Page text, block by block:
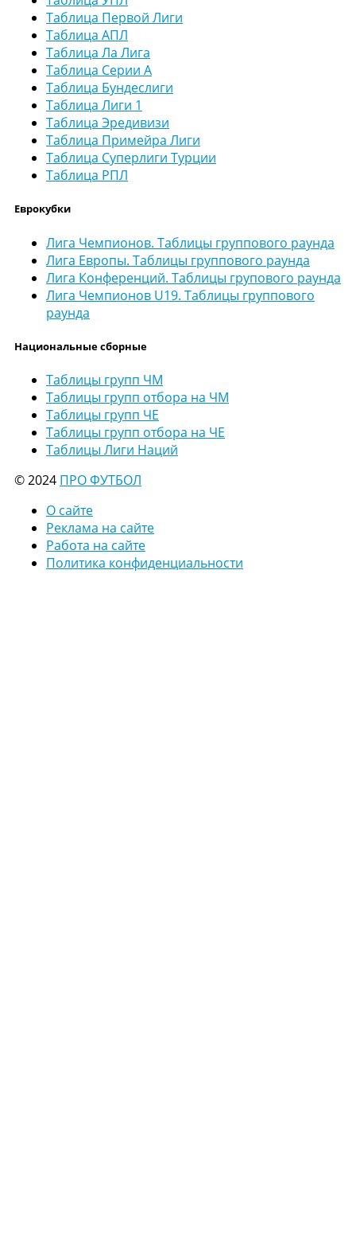
Таблица Первой Лиги
Таблица АПЛ
Таблица Ла Лига
Таблица Серии А
Таблица Бундеслиги
Таблица Лиги 1
Таблица Эредивизи
Таблица Примейра Лиги
Таблица Суперлиги Турции
Таблица РПЛ
Еврокубки
Лига Чемпионов. Таблицы группового раунда
Лига Европы. Таблицы группового раунда
Лига Конференций. Таблицы групового раунда
Лига Чемпионов U19. Таблицы группового
раунда
Национальные сборные
Таблицы групп ЧМ
Таблицы групп отбора на ЧМ
Таблицы групп ЧЕ
Таблицы групп отбора на ЧЕ
Таблицы Лиги Наций
© 2024 ПРО ФУТБОЛ
О сайте
Реклама на сайте
Работа на сайте
Политика конфиденциальности